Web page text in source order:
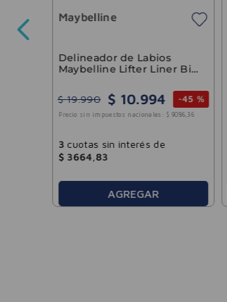
Maybelline
Delineador de Labios
Maybelline Lifter Liner Big
$ 19.990 $ 10.994 -45 %
Precio sin impuestos nacionales: $ 9086 36
3 cuotas sin interés de
$ 3664,83
AGREGAR